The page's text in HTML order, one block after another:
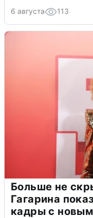
6 августа 113
Больше не
Гагарина
кадры с